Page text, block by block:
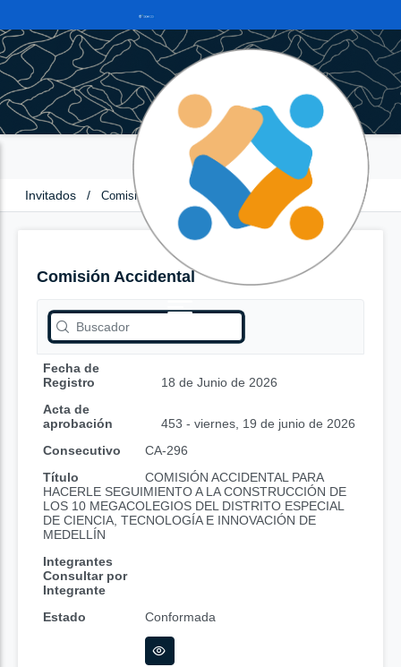
Invitados / Comisión Accidental
Comisión Accidental
Fecha de
Registro
18 de Junio de 2026
Acta de
aprobación
453 - viernes, 19 de junio de 2026
Consecutivo
CA-296
Título
COMISIÓN ACCIDENTAL PARA
HACERLE SEGUIMIENTO A LA CONSTRUCCIÓN DE
LOS 10 MEGACOLEGIOS DEL DISTRITO ESPECIAL
DE CIENCIA, TECNOLOGÍA E INNOVACIÓN DE
MEDELLÍN
Integrantes
Consultar por
Integrante
Estado
Conformada